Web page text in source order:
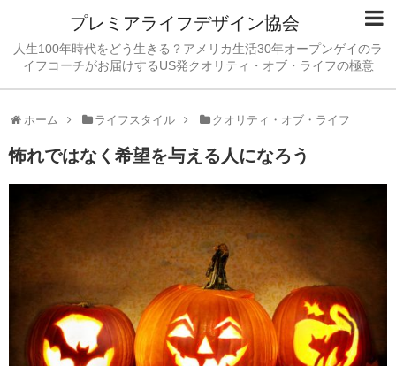
プレミアライフデザイン協会
人生100年時代をどう生きる？アメリカ生活30年オープンゲイのラ
イフコーチがお届けするUS発クオリティ・オブ・ライフの極意
ホーム ライフスタイル クオリティ・オブ・ライフ
怖れではなく希望を与える人になろう